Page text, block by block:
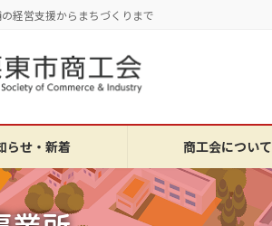
経営支援からまちづくりまで
らせ・新着 商工会について